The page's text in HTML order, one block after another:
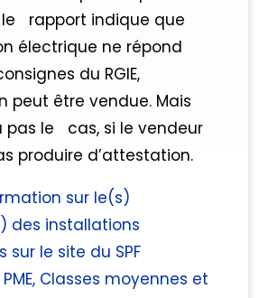
le rapport indique que
électrique ne répond
du RGIE,
peut être vendue. Mais
pas le cas, si le vendeur
produire d’attestation.
sur le(s)
des installations
sur le site du SPF
Classes moyennes et